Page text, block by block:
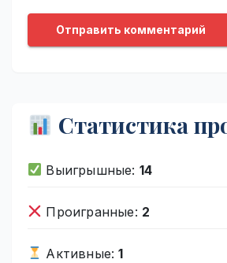
Статистика
Выигрышные: 14
Проигранные: 2
Активные:1